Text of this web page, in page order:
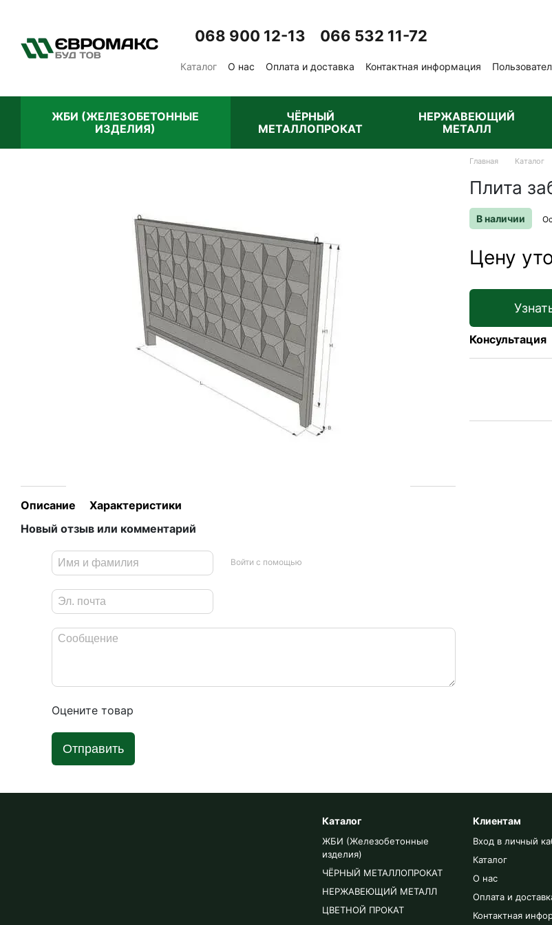
068 900 12-13 066 532 11-72
Каталог О нас Оплата и доставка Контактная информация
ЖБИ (ЖЕЛЕЗОБЕТОННЫЕ
ИЗДЕЛИЯ)
ЧЁРНЫЙ
МЕТАЛЛОПРОКАТ
НЕРЖАВЕЮЩИЙ
МЕТАЛЛ
Описание
Характеристики
Новый отзыв или комментарий
Войти с помощью
Оцените товар
Отправить
Главная Каталог
Плита
В наличии
Цену
Консультация
Каталог
ЖБИ (Железобетонные
изделия)
ЧЁРНЫЙ МЕТАЛЛОПРОКАТ
НЕРЖАВЕЮЩИЙ МЕТАЛЛ
ЦВЕТНОЙ ПРОКАТ
Клиентам
Вход в личный
Каталог
О нас
Оплата и
Контактная